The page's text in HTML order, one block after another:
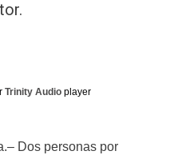
Trinity Audio player
Dos personas por